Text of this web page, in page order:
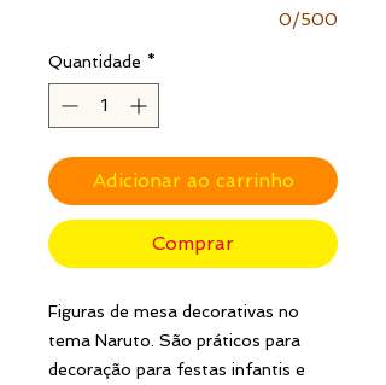
0/500
Quantidade *
Adicionar ao carrinho
Comprar
Figuras de mesa decorativas no
tema Naruto. São práticos para
decoração para festas infantis e